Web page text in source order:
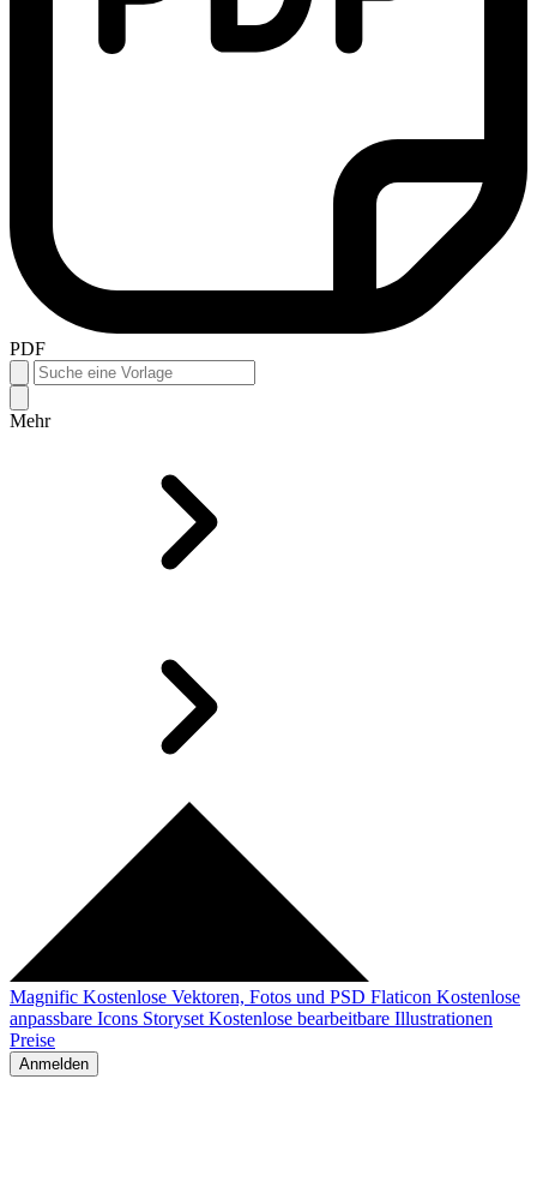
PDF
Mehr
Magnific Kostenlose Vektoren, Fotos und PSD Flaticon Kostenlose
anpassbare Icons Storyset Kostenlose bearbeitbare Illustrationen
Preise
Anmelden